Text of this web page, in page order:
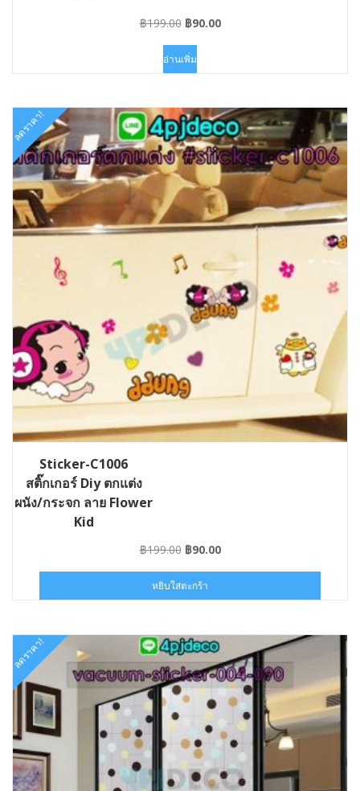
฿199.00 Original
was:
฿199.00.
฿90.00Current
อ่านเพิ่ม
ลดราคา!
Sticker-C1006
สติ๊กเกอร์ Diy ตกแต่ง
ผนัง/กระจก ลาย Flower
Kid
฿199.00 Original
was:
฿199.00.
฿90.00Current
฿90.00.
หยิบใส่ตะกร้า
ลดราคา!